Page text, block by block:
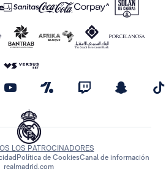
LOS PATROCINADORES
Política de CookiesCanal de información
realmadrid.com